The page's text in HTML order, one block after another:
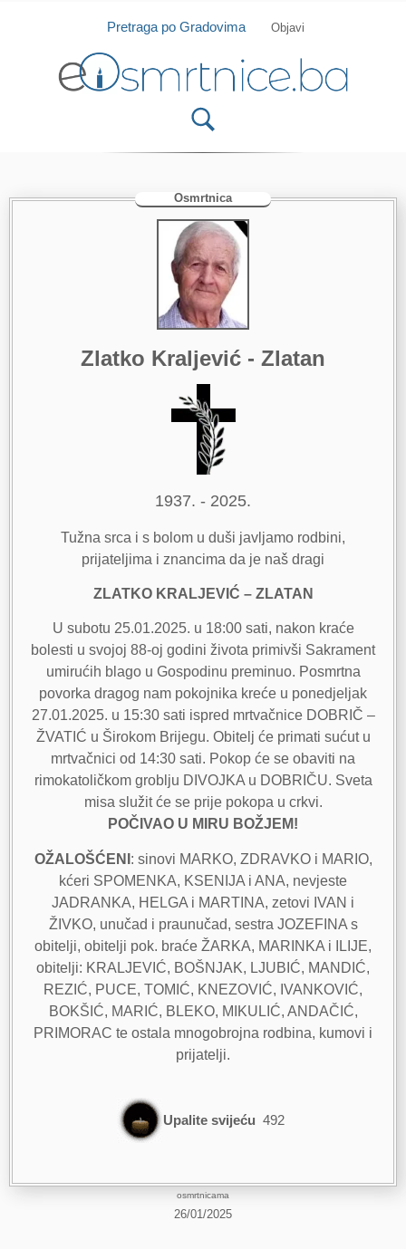
Isprobajte našu Android i IOS aplikaciju
Pretraga po Gradovima Objavi
Osmrtnica
Zlatko Kraljević - Zlatan
1937. - 2025.
Tužna srca i s bolom u duši javljamo rodbini,
prijateljima i znancima da je naš dragi
ZLATKO KRALJEVIĆ – ZLATAN
U subotu 25.01.2025. u 18:00 sati, nakon kraće
bolesti u svojoj 88-oj godini života primivši Sakrament
umirućih blago u Gospodinu preminuo. Posmrtna
povorka dragog nam pokojnika kreće u ponedjeljak
27.01.2025. u 15:30 sati ispred mrtvačnice DOBRIČ –
ŽVATIĆ u Širokom Brijegu. Obitelj će primati sućut u
mrtvačnici od 14:30 sati. Pokop će se obaviti na
rimokatoličkom groblju DIVOJKA u DOBRIČU. Sveta
misa služit će se prije pokopa u crkvi.
POČIVAO U MIRU BOŽJEM!
OŽALOŠĆENI : sinovi MARKO, ZDRAVKO i MARIO,
kćeri SPOMENKA, KSENIJA i ANA, nevjeste
JADRANKA, HELGA i MARTINA, zetovi IVAN i
ŽIVKO, unučad i praunučad, sestra JOZEFINA s
obitelji, obitelji pok. braće ŽARKA, MARINKA i ILIJE,
obitelji: KRALJEVIĆ, BOŠNJAK, LJUBIĆ, MANDIĆ,
REZIĆ, PUCE, TOMIĆ, KNEZOVIĆ, IVANKOVIĆ,
BOKŠIĆ, MARIĆ, BLEKO, MIKULIĆ, ANDAČIĆ,
PRIMORAC te ostala mnogobrojna rodbina, kumovi i
prijatelji.
Upalite svijeću 492
osmrtnicama
26/01/2025